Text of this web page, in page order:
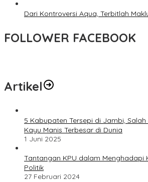
Dari Kontroversi Aqua, Terbitlah
FOLLOWER FACEBOOK
Artikel
5 Kabupaten Tersepi di Jambi,
Kayu Manis Terbesar di Dunia
1 Juni 2025
Tantangan KPU dalam Menghadapi
Politik
27 Februari 2024